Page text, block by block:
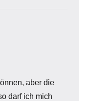
aber die
darf ich mich